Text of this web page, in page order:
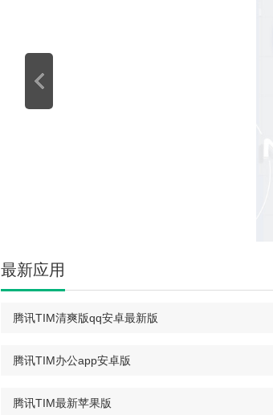
最新应用
腾讯TIM清爽版qq安卓最新版
腾讯TIM办公app安卓版
腾讯TIM最新苹果版